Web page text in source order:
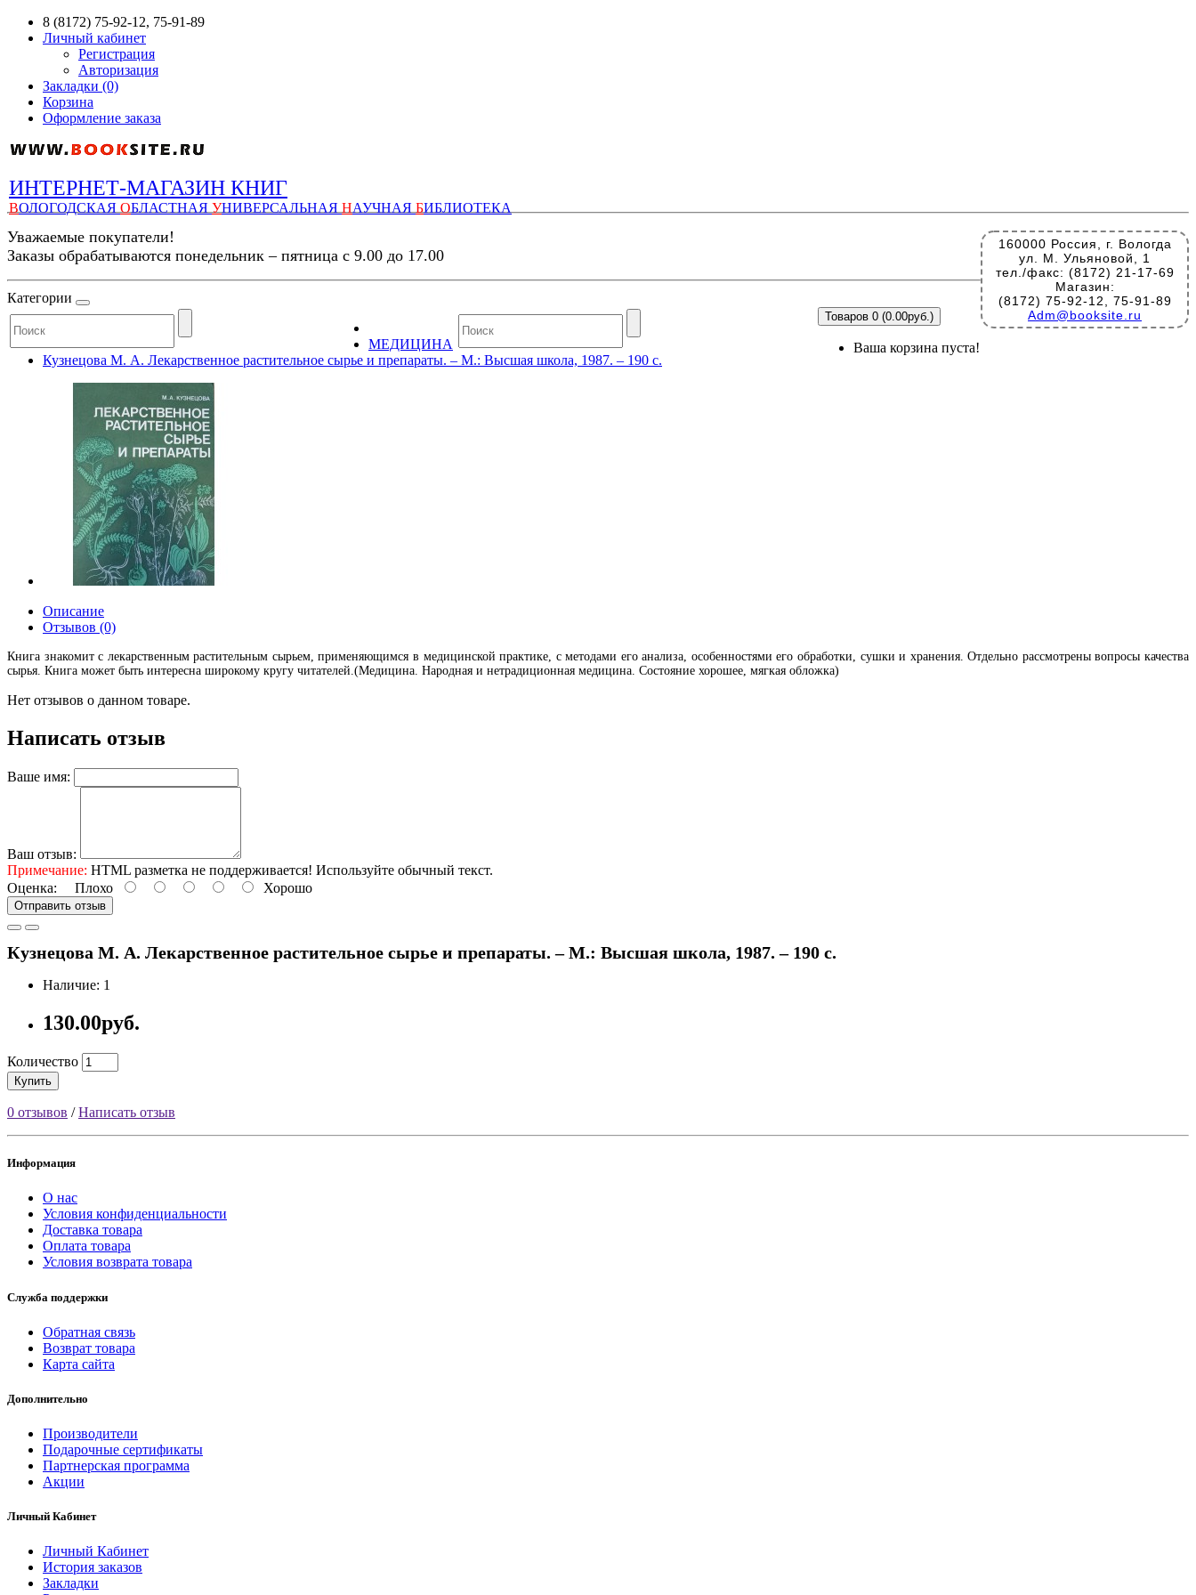
8 (8172) 75-92-12, 75-91-89
Личный кабинет
Регистрация
Авторизация
Закладки (0)
Корзина
Оформление заказа
ИНТЕРНЕТ-МАГАЗИН КНИГ
ВОЛОГОДСКАЯ ОБЛАСТНАЯ УНИВЕРСАЛЬНАЯ НАУЧНАЯ БИБЛИОТЕКА
160000 Россия, г. Вологда
ул. М. Ульяновой, 1
тел./факс: (8172) 21-17-69
Магазин:
(8172) 75-92-12, 75-91-89
Adm@booksite.ru
Уважаемые покупатели!
Заказы обрабатываются понедельник – пятница с 9.00 до 17.00
Категории
Товаров 0 (0.00руб.)
Ваша корзина пуста!
МЕДИЦИНА
Кузнецова М. А. Лекарственное растительное сырье и препараты. – М.: Высшая школа, 1987. – 190 с.
Описание
Отзывов (0)
Книга знакомит с лекарственным растительным сырьем, применяющимся в медицинской практике, с методами его анализа, особенностями его обработки, сушки и хранения. Отдельно рассмотрены вопросы качества
сырья. Книга может быть интересна широкому кругу читателей.(Медицина. Народная и нетрадиционная медицина. Состояние хорошее, мягкая обложка)
Нет отзывов о данном товаре.
Написать отзыв
Ваше имя:
Ваш отзыв:
Примечание: HTML разметка не поддерживается! Используйте обычный текст.
Оценка: Плохо Хорошо
Отправить отзыв
Кузнецова М. А. Лекарственное растительное сырье и препараты. – М.: Высшая школа, 1987. – 190 с.
Наличие: 1
130.00руб.
Количество
Купить
0 отзывов /Написать отзыв
Информация
О нас
Условия конфиденциальности
Доставка товара
Оплата товара
Условия возврата товара
Служба поддержки
Обратная связь
Возврат товара
Карта сайта
Дополнительно
Производители
Подарочные сертификаты
Партнерская программа
Акции
Личный Кабинет
Личный Кабинет
История заказов
Закладки